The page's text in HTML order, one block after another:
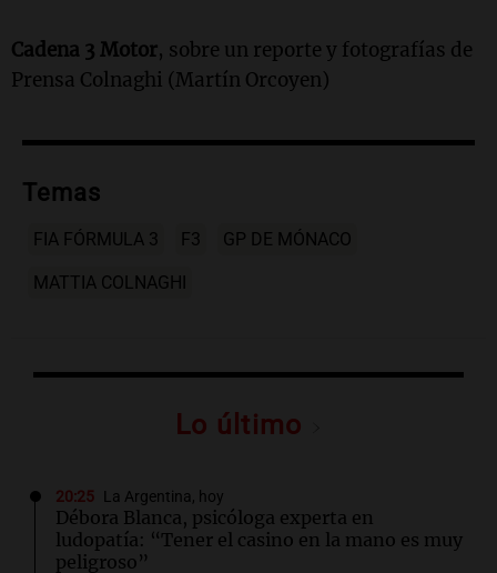
Cadena 3 Motor, sobre un reporte y fotografías de
Prensa Colnaghi (Martín Orcoyen)
Temas
FIA FÓRMULA 3 F3 GP DE MÓNACO
MATTIA COLNAGHI
Lo último
20:25 La Argentina, hoy
Débora Blanca, psicóloga experta en
ludopatía: “Tener el casino en la mano es muy
peligroso”